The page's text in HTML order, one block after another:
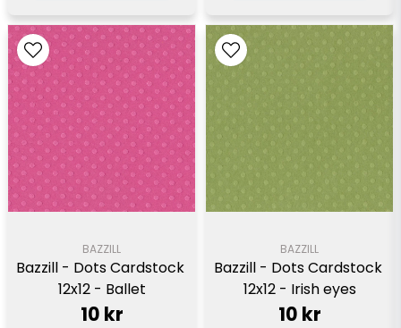
BAZZILL
Bazzill - Dots Cardstock
12x12 - Ballet
10 kr
BAZZILL
Bazzill - Dots Cardstock
12x12 - Irish eyes
10 kr